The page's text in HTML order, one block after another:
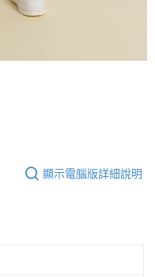
顯示電腦版詳細說明